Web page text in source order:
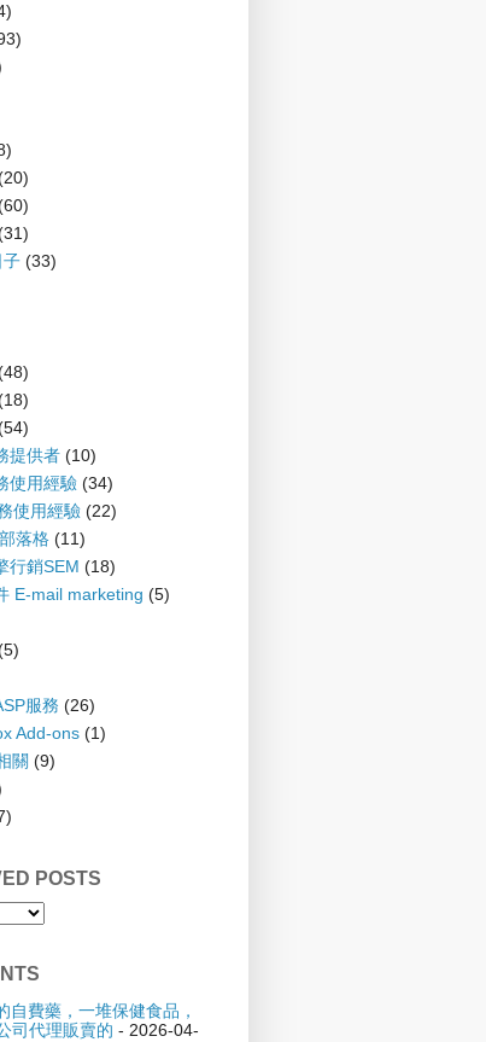
(33)
提供者 (10)
使用經驗 (34)
使用經驗 (22)
落格 (11)
行銷SEM (18)
E-mail marketing (5)
服務 (26)
Add-ons (1)
關 (9)
POSTS
自費藥，一堆保健食品，
司代理販賣的 - 2026-04-